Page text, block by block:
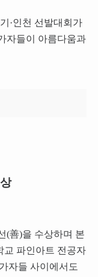
·인천 선발대회가
자들이 아름다움과
(善)을 수상하며 본
교 파인아트 전공자
자들 사이에서도